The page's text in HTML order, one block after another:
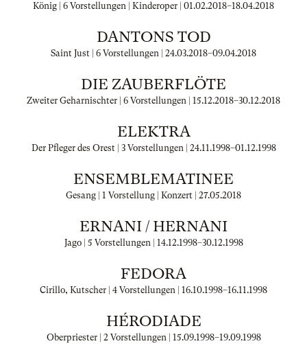
König | 6 Vorstellungen | Kinderoper | 01.02.2018–18.04.2018
DANTONS TOD
Saint Just | 6 Vorstellungen | 24.03.2018–09.04.2018
DIE ZAUBERFLÖTE
Zweiter Geharnischter | 6 Vorstellungen | 15.12.2018–30.12.2018
ELEKTRA
Der Pfleger des Orest | 3 Vorstellungen | 24.11.1998–01.12.1998
ENSEMBLEMATINEE
Gesang | 1 Vorstellung | Konzert | 27.05.2018
ERNANI / HERNANI
Jago | 5 Vorstellungen | 14.12.1998–30.12.1998
FEDORA
Cirillo, Kutscher | 4 Vorstellungen | 16.10.1998–16.11.1998
HÉRODIADE
Oberpriester | 2 Vorstellungen | 15.09.1998–19.09.1998